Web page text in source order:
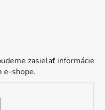
zasielať informácie
e-shope.